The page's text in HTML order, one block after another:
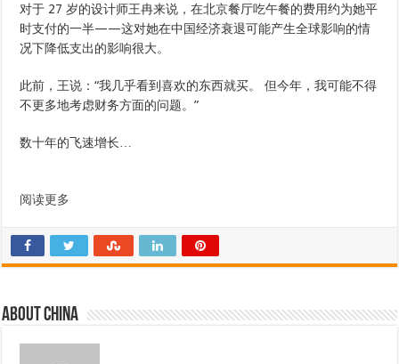
对于 27 岁的设计师王冉来说，在北京餐厅吃午餐的费用约为她平
时支付的一半——这对她在中国经济衰退可能产生全球影响的情
况下降低支出的影响很大。
此前，王说：“我几乎看到喜欢的东西就买。 但今年，我可能不得
不更多地考虑财务方面的问题。”
数十年的飞速增长…
阅读更多
About china